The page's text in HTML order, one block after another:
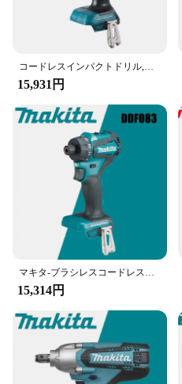
15,931円
15,314円